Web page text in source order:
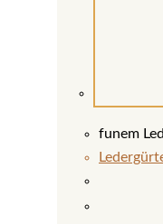
funem